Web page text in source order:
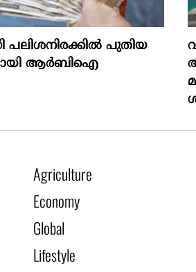
പുതിയ
ആർബിഐ
Agriculture
Economy
Global
Lifestyle